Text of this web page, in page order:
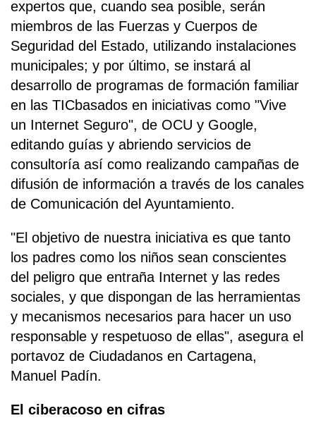
expertos que, cuando sea posible, serán
miembros de las Fuerzas y Cuerpos de
Seguridad del Estado, utilizando instalaciones
municipales; y por último, se instará al
desarrollo de programas de formación familiar
en las TICbasados en iniciativas como "Vive
un Internet Seguro", de OCU y Google,
editando guías y abriendo servicios de
consultoría así como realizando campañas de
difusión de información a través de los canales
de Comunicación del Ayuntamiento.
"El objetivo de nuestra iniciativa es que tanto
los padres como los niños sean conscientes
del peligro que entraña Internet y las redes
sociales, y que dispongan de las herramientas
y mecanismos necesarios para hacer un uso
responsable y respetuoso de ellas", asegura el
portavoz de Ciudadanos en Cartagena,
Manuel Padín.
El ciberacoso en cifras